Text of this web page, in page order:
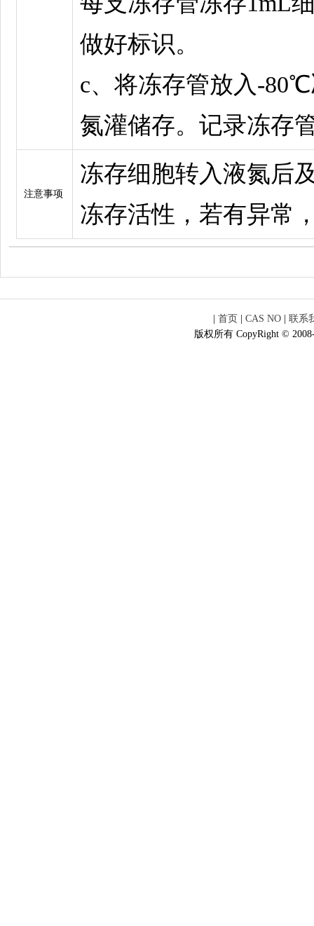
做好标识。
c、将冻存管放入-
氮灌储存。记录冻存
注意事项
冻存细胞转入液氮后
冻存活性，若有异常
首页 CAS NO
联系
版权所有 CopyRight ©